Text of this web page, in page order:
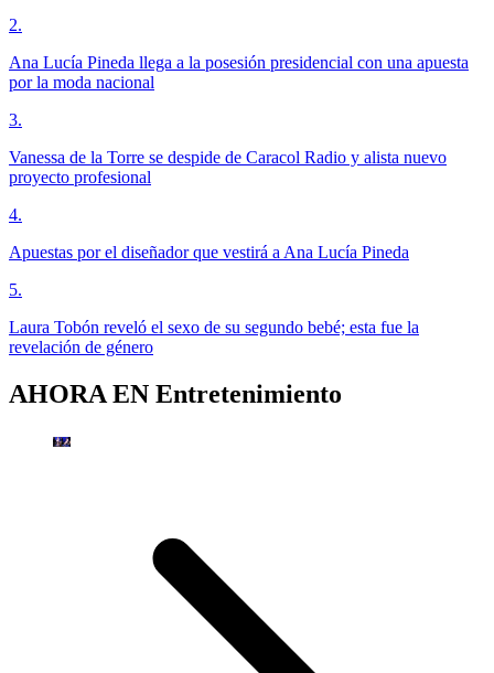
2.
Ana Lucía Pineda llega a la posesión presidencial con una apuesta
por la moda nacional
3.
Vanessa de la Torre se despide de Caracol Radio y alista nuevo
proyecto profesional
4.
Apuestas por el diseñador que vestirá a Ana Lucía Pineda
5.
Laura Tobón reveló el sexo de su segundo bebé; esta fue la
revelación de género
AHORA EN Entretenimiento